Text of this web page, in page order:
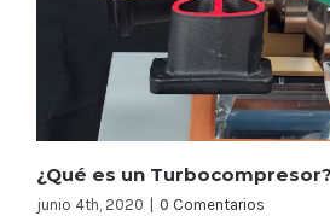
¿Qué es un Turbocompresor?
junio 4th, 2020 0 Comentarios